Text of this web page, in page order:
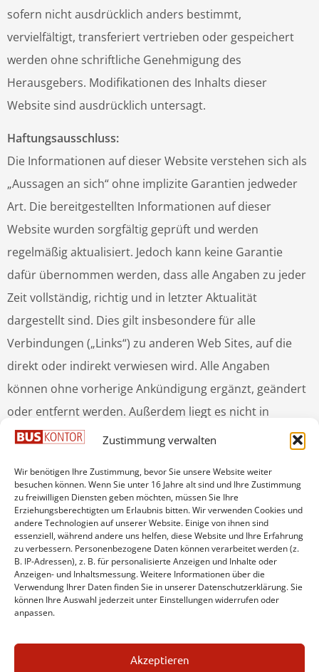
Zustimmung verwalten
Wir benötigen Ihre Zustimmung, bevor Sie unsere Website weiter
besuchen können. Wenn Sie unter 16 Jahre alt sind und Ihre Zustimmung
zu freiwilligen Diensten geben möchten, müssen Sie Ihre
Erziehungsberechtigten um Erlaubnis bitten. Wir verwenden Cookies und
andere Technologien auf unserer Website. Einige von ihnen sind
essenziell, während andere uns helfen, diese Website und Ihre Erfahrung
zu verbessern. Personenbezogene Daten können verarbeitet werden (z.
B. IP-Adressen), z. B. für personalisierte Anzeigen und Inhalte oder
Anzeigen- und Inhaltsmessung. Weitere Informationen über die
Verwendung Ihrer Daten finden Sie in unserer Datenschutzerklärung. Sie
können Ihre Auswahl jederzeit unter Einstellungen widerrufen oder
anpassen.
Akzeptieren
sofern nicht ausdrücklich anders bestimmt,
vervielfältigt, transferiert vertrieben oder gespeichert
werden ohne schriftliche Genehmigung des
Herausgebers. Modifikationen des Inhalts dieser
Website sind ausdrücklich untersagt.
Haftungsausschluss:
Die Informationen auf dieser Website verstehen sich als
„Aussagen an sich“ ohne implizite Garantien jedweder
Art. Die bereitgestellten Informationen auf dieser
Website wurden sorgfältig geprüft und werden
regelmäßig aktualisiert. Jedoch kann keine Garantie
dafür übernommen werden, dass alle Angaben zu jeder
Zeit vollständig, richtig und in letzter Aktualität
dargestellt sind. Dies gilt insbesondere für alle
Verbindungen („Links“) zu anderen Web Sites, auf die
direkt oder indirekt verwiesen wird. Alle Angaben
können ohne vorherige Ankündigung ergänzt, geändert
oder entfernt werden. Außerdem liegt es nicht in
unserer Verantwortung, Vorsichtsmaßnahmen zu
Programmteile wie Viren, Worms, Trojanische Pferde
o.ä., die auf Webservern liegen, die möglicherweise
durch Links von unserer Website aus erreicht werden.
Datenschutz:
Hier finden Sie unsere Regelungengemäß
Telemediengesetz (TMG), Bundesdatenschutzgesetz
Bestimmungen.